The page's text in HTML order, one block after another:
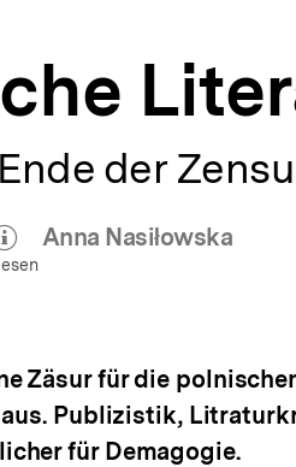
der
Autor)
Anna Nasiłowska
Zäsur für die
Publizistik,
für Demagogie.